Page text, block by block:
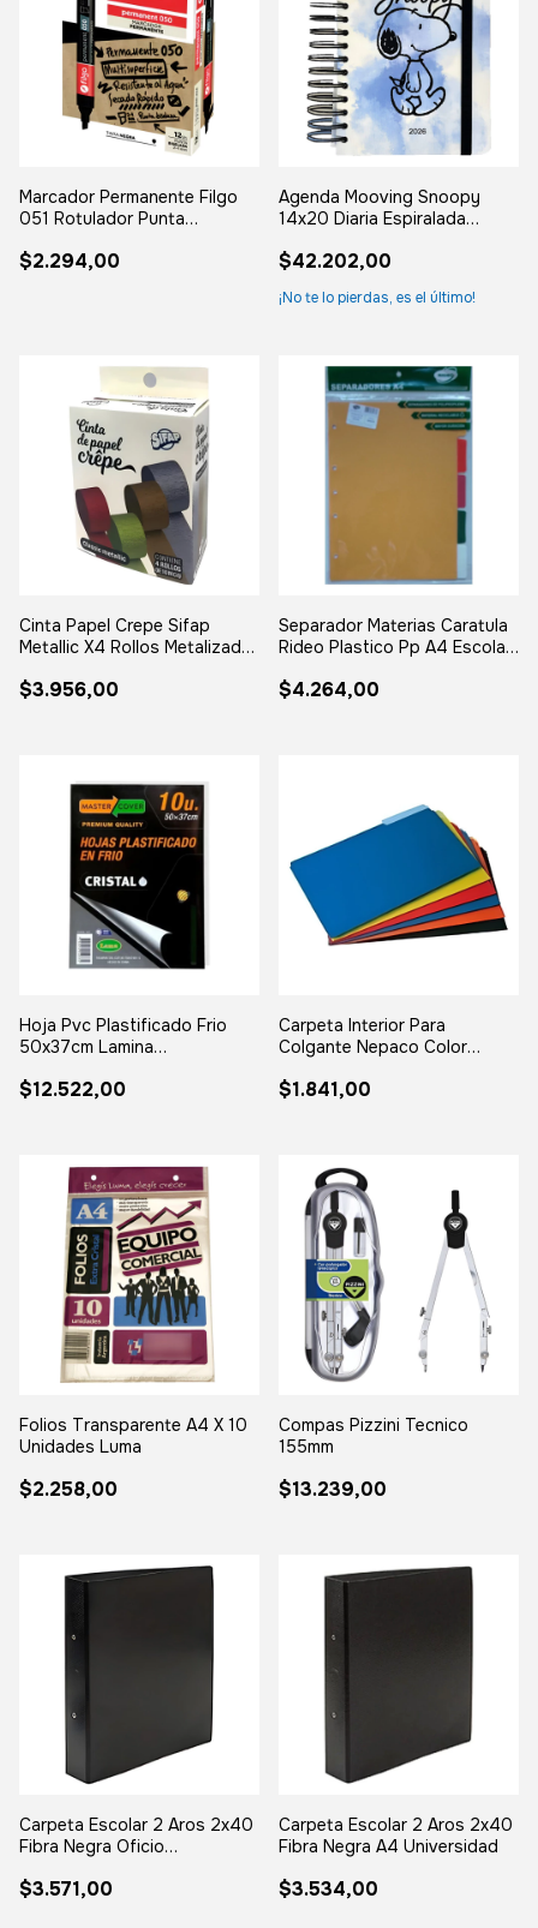
Marcador Permanente Filgo
051 Rotulador Punta
$2.294,00
Agenda Mooving Snoopy
14x20 Diaria Espiralada
2026
$42.202,00
¡No te lo pierdas, es el último!
Cinta Papel Crepe Sifap
Metallic X4 Rollos Metalizado
Classic Metallic
$3.956,00
Separador Materias Caratula
Rideo Plastico Pp A4 Escolar
$4.264,00
Hoja Pvc Plastificado Frio
50x37cm Lamina
$12.522,00
Carpeta Interior Para
Colgante Nepaco Color
$1.841,00
Folios Transparente A4 X 10
Unidades Luma
$2.258,00
Compas Pizzini Tecnico
155mm
$13.239,00
Carpeta Escolar 2 Aros 2x40
Fibra Negra Oficio
$3.571,00
Carpeta Escolar 2 Aros 2x40
Fibra Negra A4 Universidad
$3.534,00